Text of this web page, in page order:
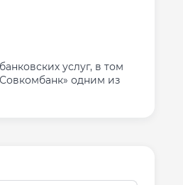
услуг, в том
одним из